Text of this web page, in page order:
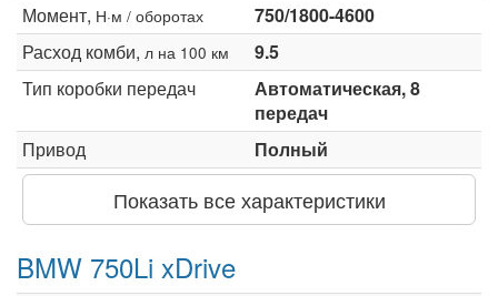
Момент, Н·м / оборотах
750/1800-4600
Расход комби, л на 100 км
9.5
Тип коробки передач
Автоматическая, 8
передач
Привод
Полный
Показать все характеристики
BMW 750Li xDrive